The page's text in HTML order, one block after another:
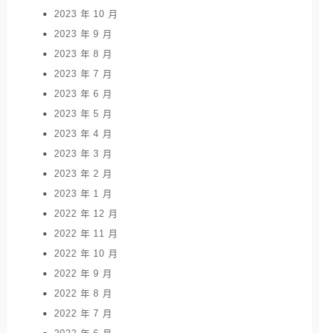
2023 年 10 月
2023 年 9 月
2023 年 8 月
2023 年 7 月
2023 年 6 月
2023 年 5 月
2023 年 4 月
2023 年 3 月
2023 年 2 月
2023 年 1 月
2022 年 12 月
2022 年 11 月
2022 年 10 月
2022 年 9 月
2022 年 8 月
2022 年 7 月